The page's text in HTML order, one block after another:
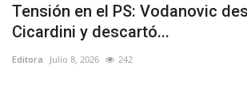
Tensión en el PS: Vodanovic
Cicardini y descartó...
Editora Julio 8, 2026 242